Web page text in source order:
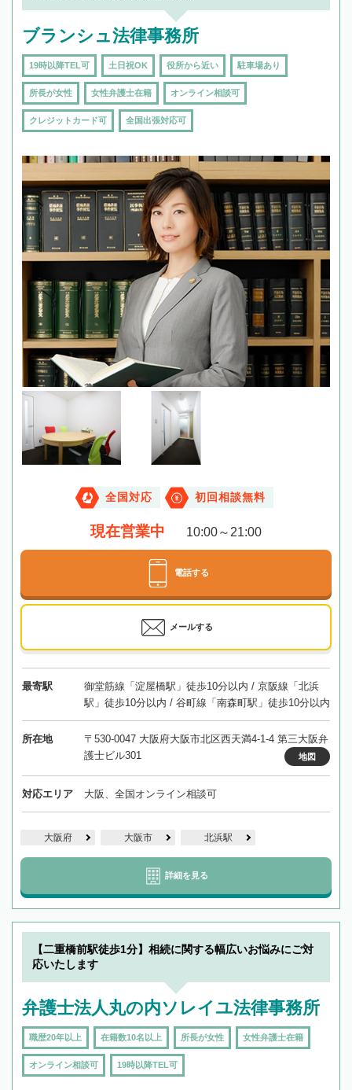
ブランシュ法律事務所
19時以降TEL可 土日祝OK 役所から近い 駐車場あり
所長が女性 女性弁護士在籍 オンライン相談可
クレジットカード可 全国出張対応可
全国対応 初回相談無料
現在営業中 10:00～21:00
電話する
メールする
最寄駅
御堂筋線「淀屋橋駅」徒歩10分以内 / 京阪線「北浜
駅」徒歩10分以内 / 谷町線「南森町駅」徒歩10分以内
所在地
〒530-0047 大阪府大阪市北区西天満4-1-4 第三大阪弁
護士ビル301
地図
対応エリア 大阪、全国オンライン相談可
大阪府 大阪市 北浜駅
詳細を見る
【二重橋前駅徒歩1分】相続に関する幅広いお悩みにご対
応いたします
弁護士法人丸の内ソレイユ法律事務所
職歴20年以上 在籍数10名以上 所長が女性 女性弁護士在籍
オンライン相談可 19時以降TEL可